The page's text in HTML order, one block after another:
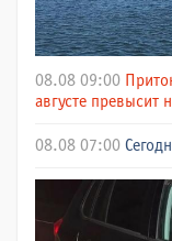
08.08 09:00
августе превысит
08.08 07:00